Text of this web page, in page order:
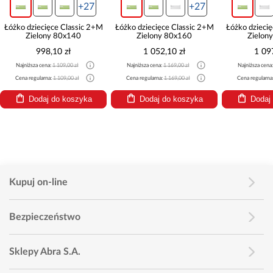
+27
Łóżko dziecięce Classic 2+M
Zielony 80x140
998,10 zł
Najniższa cena:1 109,00 zł
Cena regularna:1 109,00 zł
Dodaj do koszyka
+27
Łóżko dziecięce Classic 2+M
Zielony 80x160
1 052,10 zł
Najniższa cena:1 169,00 zł
Cena regularna:1 169,00 zł
Dodaj do koszyka
Łóżko
1
Najniższa
Cena
Kupuj on-line
Bezpieczeństwo
Sklepy Abra S.A.